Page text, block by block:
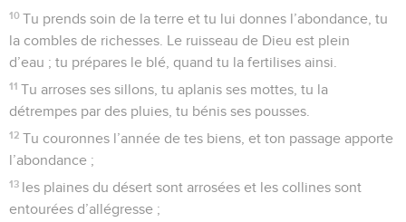
10 Tu prends soin de la terre et tu lui donnes l’abondance, tu
la combles de richesses. Le ruisseau de Dieu est plein
d’eau ; tu prépares le blé, quand tu la fertilises ainsi.
11 Tu arroses ses sillons, tu aplanis ses mottes, tu la
détrempes par des pluies, tu bénis ses pousses.
12 Tu couronnes l’année de tes biens, et ton passage apporte
l’abondance ;
13 les plaines du désert sont arrosées et les collines sont
entourées d’allégresse ;